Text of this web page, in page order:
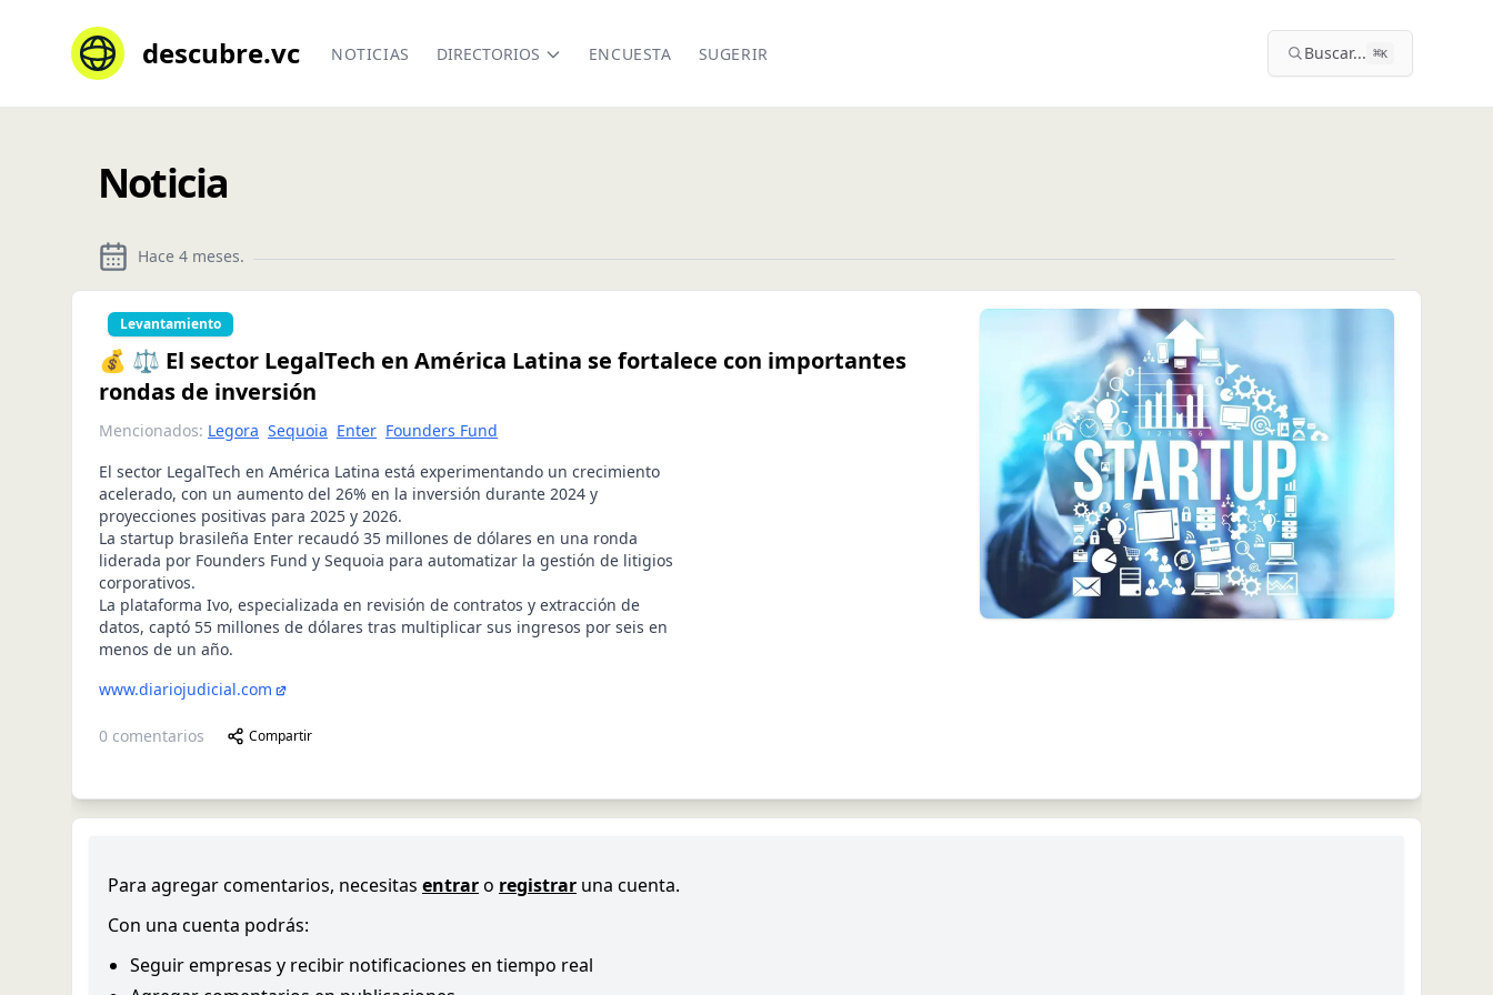
descubre.vc NOTICIAS DIRECTORIOS ENCUESTA SUGERIR Buscar... ⌘K
Noticia
Hace 4 meses.
Levantamiento
💰 ⚖️ El sector LegalTech en América Latina se fortalece con importantes
rondas de inversión
Mencionados: Legora Sequoia Enter Founders Fund
El sector LegalTech en América Latina está experimentando un crecimiento
acelerado, con un aumento del 26% en la inversión durante 2024 y
proyecciones positivas para 2025 y 2026.
La startup brasileña Enter recaudó 35 millones de dólares en una ronda
liderada por Founders Fund y Sequoia para automatizar la gestión de litigios
corporativos.
La plataforma Ivo, especializada en revisión de contratos y extracción de
datos, captó 55 millones de dólares tras multiplicar sus ingresos por seis en
menos de un año.
www.diariojudicial.com
0 comentarios Compartir
Para agregar comentarios, necesitas entraro registrar una cuenta.
Con una cuenta podrás:
Seguir empresas y recibir notificaciones en tiempo real